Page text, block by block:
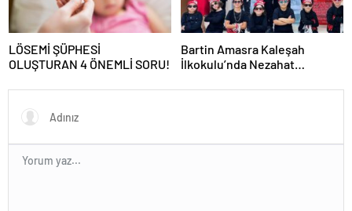
LÖSEMİ ŞÜPHESİ
OLUŞTURAN 4 ÖNEMLİ SORU!
Bartin Amasra Kaleşah
İlkokulu’nda Nezahat
Uluslararası Başarı